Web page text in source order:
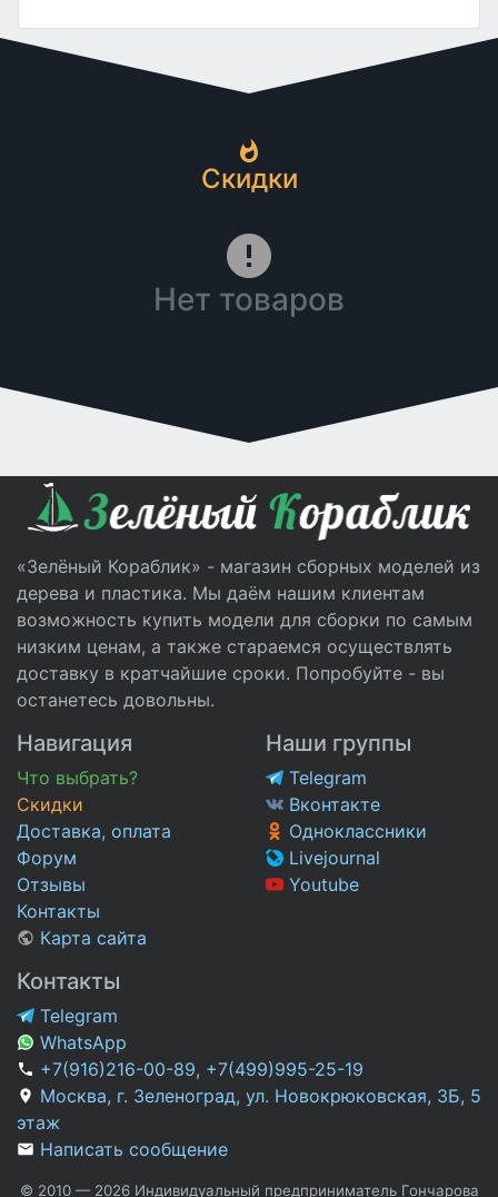
Скидки
Нет товаров
«Зелёный Кораблик» - магазин сборных моделей из
дерева и пластика. Мы даём нашим клиентам
возможность купить модели для сборки по самым
низким ценам, а также стараемся осуществлять
доставку в кратчайшие сроки. Попробуйте - вы
останетесь довольны.
Навигация
Что выбрать?
Скидки
Доставка, оплата
Форум
Отзывы
Контакты
Карта сайта
Наши группы
Telegram
Вконтакте
Одноклассники
Livejournal
Youtube
Контакты
Telegram
WhatsApp
+7(916)216-00-89, +7(499)995-25-19
Москва, г. Зеленоград, ул. Новокрюковская, 3Б, 5
этаж
Написать сообщение
© 2010 — 2026 Индивидуальный предприниматель Гончарова